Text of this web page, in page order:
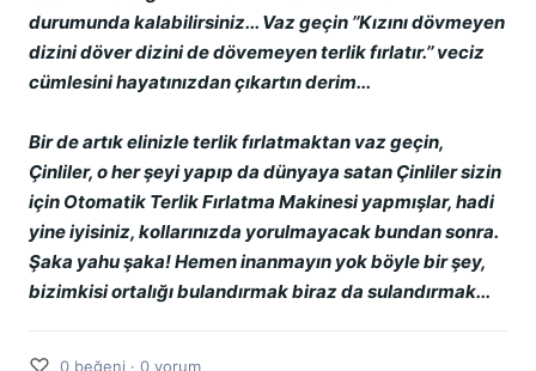
durumunda kalabilirsiniz... Vaz geçin ’’Kızını dövmeyen
dizini döver dizini de dövemeyen terlik fırlatır.’’ veciz
cümlesini hayatınızdan çıkartın derim...
Bir de artık elinizle terlik fırlatmaktan vaz geçin,
Çinliler, o her şeyi yapıp da dünyaya satan Çinliler sizin
için Otomatik Terlik Fırlatma Makinesi yapmışlar, hadi
yine iyisiniz, kollarınızda yorulmayacak bundan sonra.
Şaka yahu şaka! Hemen inanmayın yok böyle bir şey,
bizimkisi ortalığı bulandırmak biraz da sulandırmak...
♡ 0 beğeni · 0 yorum